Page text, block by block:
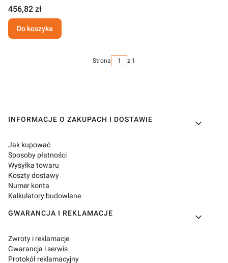
456,82 zł
Do koszyka
Strona z 1
Linki w stopce
INFORMACJE O ZAKUPACH I DOSTAWIE
Jak kupować
Sposoby płatności
Wysyłka towaru
Koszty dostawy
Numer konta
Kalkulatory budowlane
GWARANCJA I REKLAMACJE
Zwroty i reklamacje
Gwarancja i serwis
Protokół reklamacyjny